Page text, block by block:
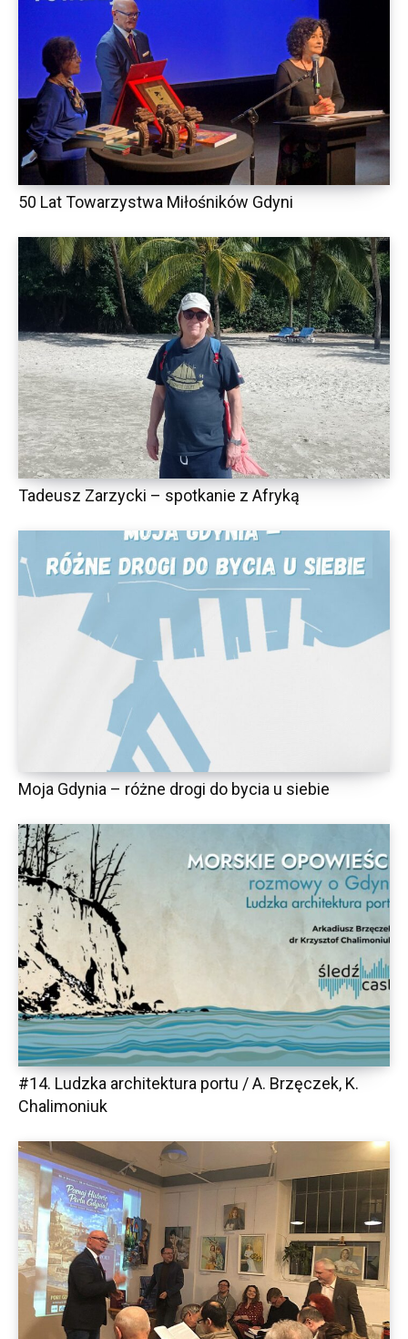
50 Lat Towarzystwa Miłośników Gdyni
Tadeusz Zarzycki – spotkanie z Afryką
Moja Gdynia – różne drogi do bycia u siebie
#14. Ludzka architektura portu / A. Brzęczek, K.
Chalimoniuk